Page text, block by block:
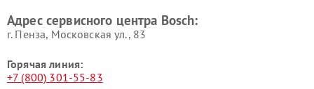
Адрес сервисного центра Bosch:
г. Пенза, Московская ул., 83
Горячая линия:
+7 (800) 301-55-83